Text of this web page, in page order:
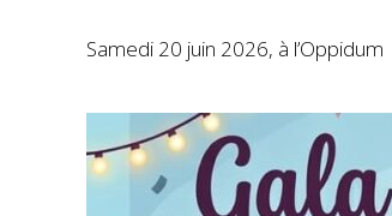
Samedi 20 juin 2026, à l’Oppidum